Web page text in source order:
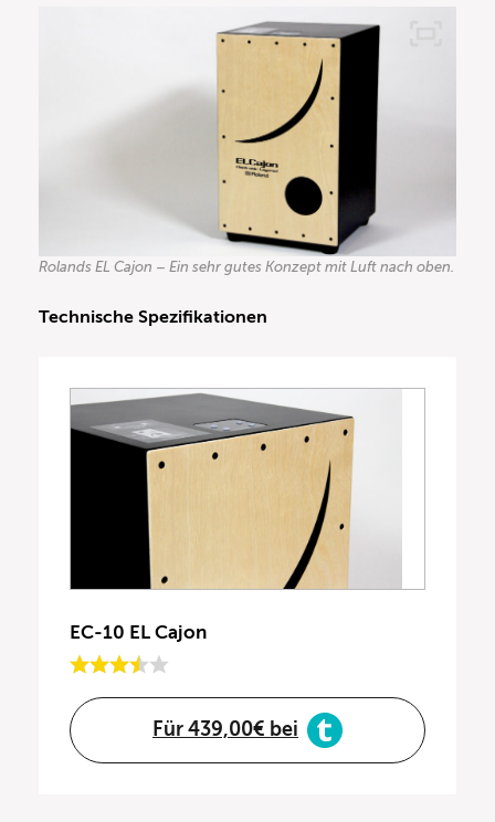
Rolands EL Cajon – Ein sehr gutes Konzept mit Luft nach oben.
Technische Spezifikationen
EC-10 EL Cajon
Für 439,00€ bei